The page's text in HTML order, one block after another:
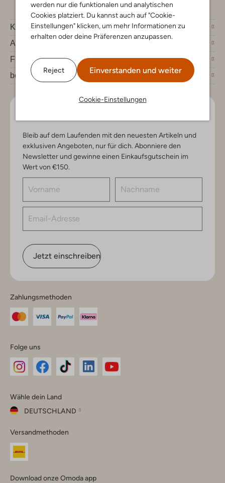
werden nur die funktionalen und analytischen
Cookies platziert. Du kannst auch auf "Cookie-
Einstellungen" klicken, um mehr Informationen zu
erhalten oder deine Präferenzen anzupassen.
Reject Einverstanden und weiter
Cookie-Einstellungen
Kundenservice
Account
Fashion News
bei Omoda
Bleib auf dem Laufenden mit den neuesten Artikeln und
exklusiven Angeboten, nur für dich. Abonniere den
Newsletter und gewinne einen Einkaufsgutschein im
Wert von €150.
Jetzt einschreiben
Zahlungsmethoden
Folge uns
Instagram
Facebook
TikTok
Wähle dein Land
DEUTSCHLAND
dein
Land
Versandmethoden
Download onze Omoda app